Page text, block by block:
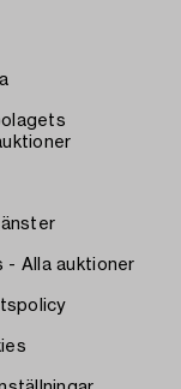
- Alla auktioner